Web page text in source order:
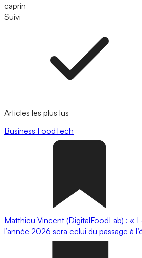
caprin
Suivi
Articles les plus lus
Business FoodTech
Matthieu Vincent (DigitalFoodLab) : «
l’année 2026 sera celui du passage à